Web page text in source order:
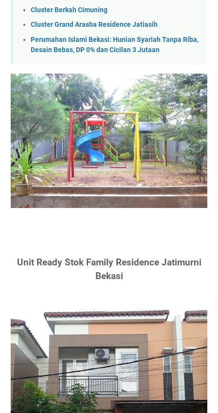
Cluster Berkah Cimuning
Cluster Grand Arasha Residence Jatiasih
Perumahan Islami Bekasi: Hunian Syariah Tanpa Riba,
Desain Bebas, DP 0% dan Cicilan 3 Jutaan
Unit Ready Stok Family Residence Jatimurni
Bekasi